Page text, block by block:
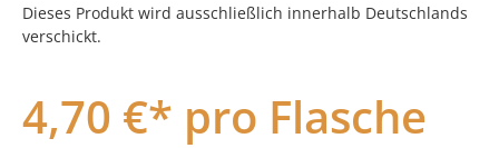
Dieses Produkt wird ausschließlich innerhalb Deutschlands
verschickt.
4,70 €* pro Flasche